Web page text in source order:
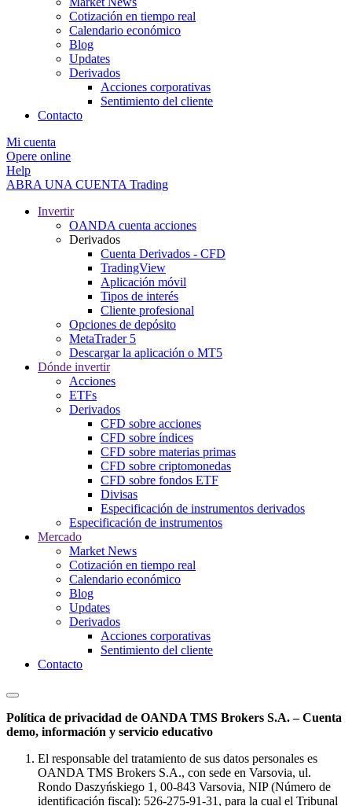
Cotización en tiempo real
Calendario económico
Blog
Updates
Derivados
Acciones corporativas
Sentimiento del cliente
Contacto
Mi cuenta
Opere online
Help
ABRA UNA CUENTA Trading
Invertir
OANDA cuenta acciones
Derivados
Cuenta Derivados - CFD
TradingView
Aplicación móvil
Tipos de interés
Cliente profesional
Opciones de depósito
MetaTrader 5
Descargar la aplicación o MT5
Dónde invertir
Acciones
ETFs
Derivados
CFD sobre acciones
CFD sobre índices
CFD sobre materias primas
CFD sobre criptomonedas
CFD sobre fondos ETF
Divisas
Especificación de instrumentos derivados
Especificación de instrumentos
Mercado
Market News
Cotización en tiempo real
Calendario económico
Blog
Updates
Derivados
Acciones corporativas
Sentimiento del cliente
Contacto
Política de privacidad de OANDA TMS Brokers S.A. – Cuenta
demo, información y servicio educativo
El responsable del tratamiento de sus datos personales es
OANDA TMS Brokers S.A., con sede en Varsovia, ul.
Rondo Daszyńskiego 1, 00-843 Varsovia, NIP (Número de
identificación fiscal): 526-275-91-31, para la cual el Tribunal